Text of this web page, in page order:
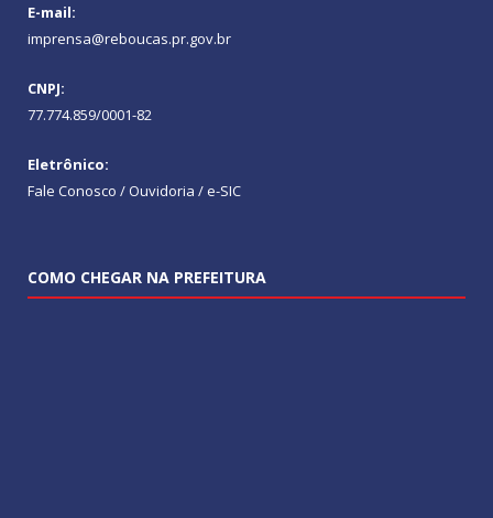
E-mail:
imprensa@reboucas.pr.gov.br
CNPJ:
77.774.859/0001-82
Eletrônico:
Fale Conosco / Ouvidoria / e-SIC
COMO CHEGAR NA PREFEITURA